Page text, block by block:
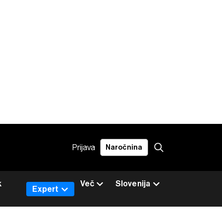
Prijava Naročnina
Slovenija
Expert
Več